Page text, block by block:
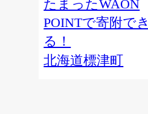
たまったWAON
POINTで寄附でき
る！
北海道標津町